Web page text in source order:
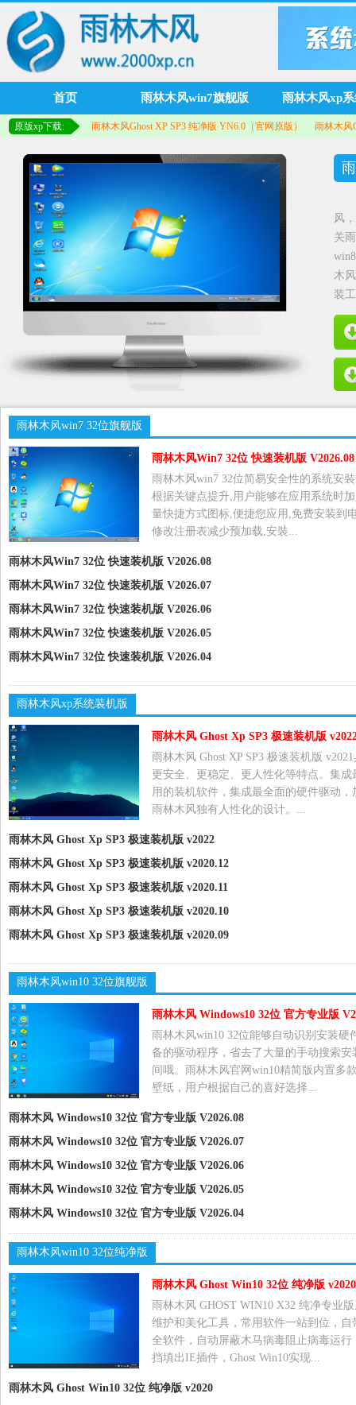
首页 雨林木风win7旗舰版 雨林木风xp
原版xp下载: 雨林木风Ghost XP SP3 纯净版 YN6.0（官网原版） 雨林木风
风
关
木
装
雨林木风win7 32位旗舰版
雨林木风Win7 32位 快速装机版 V2026.08
雨林木风win7 32位简易安全性的系统安
根据关键点提升,用户能够在应用系统时
量快捷方式图标,便捷您应用,免费安装到
修改注册表减少预加载,安裝...
雨林木风Win7 32位 快速装机版 V2026.08
雨林木风Win7 32位 快速装机版 V2026.07
雨林木风Win7 32位 快速装机版 V2026.06
雨林木风Win7 32位 快速装机版 V2026.05
雨林木风Win7 32位 快速装机版 V2026.04
雨林木风xp系统装机版
雨林木风 Ghost Xp SP3 极速装机版
雨林木风 Ghost XP SP3 极速装机版
更安全、更稳定、更人性化等特点。集成
用的装机软件，集成最全面的硬件驱动，
雨林木风独有人性化的设计。...
雨林木风 Ghost Xp SP3 极速装机版 v2022
雨林木风 Ghost Xp SP3 极速装机版 v2020.12
雨林木风 Ghost Xp SP3 极速装机版 v2020.11
雨林木风 Ghost Xp SP3 极速装机版 v2020.10
雨林木风 Ghost Xp SP3 极速装机版 v2020.09
雨林木风win10 32位旗舰版
雨林木风win10 32位能够自动识别安装硬
备的驱动程序，省去了大量的手动搜索安
间哦。雨林木风官网win10精简版内置多
壁纸，用户根据自己的喜好选择...
雨林木风 Windows10 32位 官方专业版 V2026.08
雨林木风 Windows10 32位 官方专业版 V2026.07
雨林木风 Windows10 32位 官方专业版 V2026.06
雨林木风 Windows10 32位 官方专业版 V2026.05
雨林木风 Windows10 32位 官方专业版 V2026.04
雨林木风win10 32位纯净版
雨林木风 Ghost Win10 32位 纯净版 v2020
雨林木风 GHOST WIN10 X32 纯净专业
维护和美化工具，常用软件一站到位，自
全软件，自动屏蔽木马病毒阻止病毒运行
挡填出IE插件，Ghost Win10实现...
雨林木风 Ghost Win10 32位 纯净版 v2020